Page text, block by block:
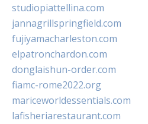
studiopiattellina.com
jannagrillspringfield.com
fujiyamacharleston.com
elpatronchardon.com
donglaishun-order.com
fiamc-rome2022.org
mariceworldessentials.com
lafisheriarestaurant.com